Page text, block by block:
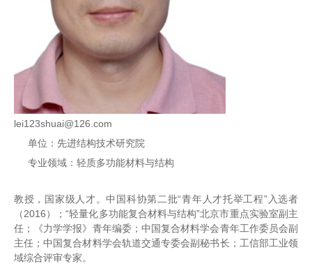
lei123shuai@126.com
单位：先进结构技术研究院
专业领域：轻质多功能材料与结构
教授，国家级人才。中国科协第二批“青年人才托举工程”入选者
（2016）；“轻量化多功能复合材料与结构”北京市重点实验室副主
任；《力学学报》青年编委；中国复合材料学会青年工作委员会副
主任；中国复合材料学会轨道交通专委会副秘书长；工信部工业领
域综合评审专家。